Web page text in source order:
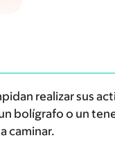
realizar sus
bolígrafo o un
caminar.